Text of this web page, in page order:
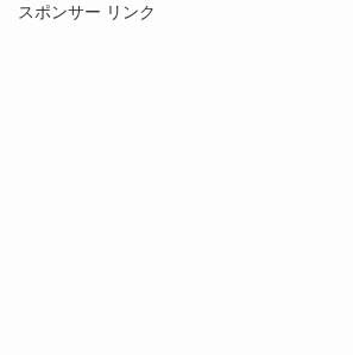
スポンサー リンク